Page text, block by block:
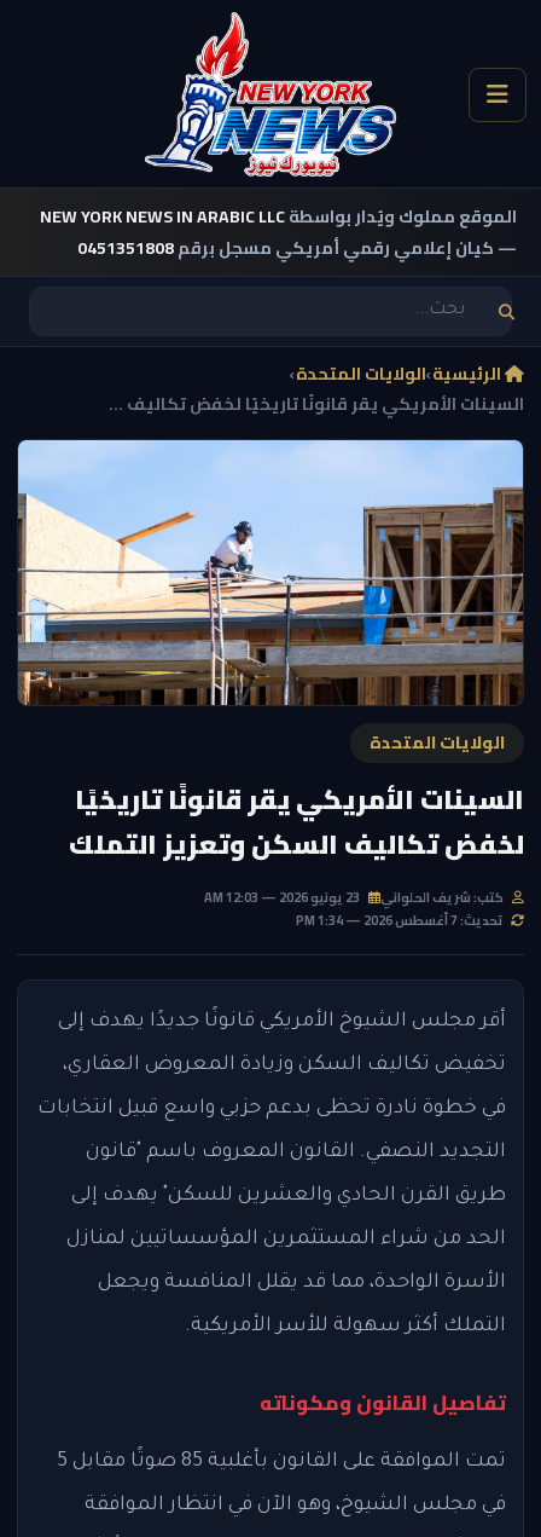
الموقع مملوك ويُدار بواسطةNEW YORK NEWS IN ARABIC LLC
— كيان إعلامي رقمي أمريكي مسجل برقم0451351808
الرئيسية›الولايات المتحدة›
السينات الأمريكي يقر قانونًا تاريخيًا لخفض تكاليف ...
الولايات المتحدة
السينات الأمريكي يقر قانونًا تاريخيًا
لخفض تكاليف السكن وتعزيز التملك
كتب: شريف الحلواني
تحديث: 7 أغسطس 2026 — 1:34 PM
أقر مجلس الشيوخ الأمريكي قانونًا جديدًا يهدف إلى
تخفيض تكاليف السكن وزيادة المعروض العقاري،
في خطوة نادرة تحظى بدعم حزبي واسع قبيل انتخابات
التجديد النصفي. القانون المعروف باسم "قانون
طريق القرن الحادي والعشرين للسكن" يهدف إلى
الحد من شراء المستثمرين المؤسساتيين لمنازل
الأسرة الواحدة، مما قد يقلل المنافسة ويجعل
التملك أكثر سهولة للأسر الأمريكية.
تفاصيل القانون ومكوناته
تمت الموافقة على القانون بأغلبية 85 صوتًا مقابل 5
في مجلس الشيوخ، وهو الآن في انتظار الموافقة